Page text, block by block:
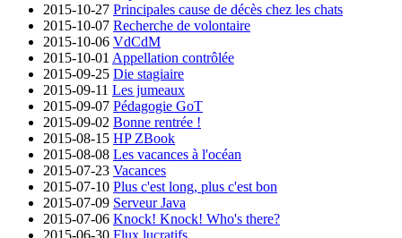
2015-10-27 Principales cause de décès chez les chats
2015-10-07 Recherche de volontaire
2015-10-06 VdCdM
2015-10-01 Appellation contrôlée
2015-09-25 Die stagiaire
2015-09-11 Les jumeaux
2015-09-07 Pédagogie GoT
2015-09-02 Bonne rentrée !
2015-08-15 HP ZBook
2015-08-08 Les vacances à l'océan
2015-07-23 Vacances
2015-07-10 Plus c'est long, plus c'est bon
2015-07-09 Serveur Java
2015-07-06 Knock! Knock! Who's there?
2015-06-30 Flux lucratifs